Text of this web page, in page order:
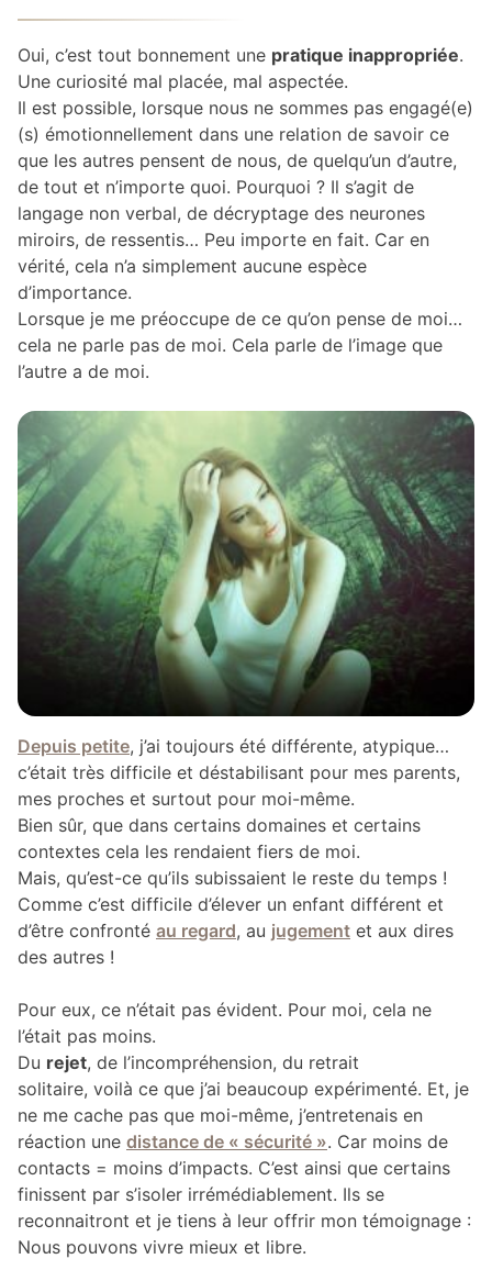
Oui, c’est tout bonnement une pratique inappropriée.
Une curiosité mal placée, mal aspectée.
Il est possible, lorsque nous ne sommes pas engagé(e)
(s) émotionnellement dans une relation de savoir ce
que les autres pensent de nous, de quelqu’un d’autre,
de tout et n’importe quoi. Pourquoi ? Il s’agit de
langage non verbal, de décryptage des neurones
miroirs, de ressentis… Peu importe en fait. Car en
vérité, cela n’a simplement aucune espèce
d’importance.
Lorsque je me préoccupe de ce qu’on pense de moi…
cela ne parle pas de moi. Cela parle de l’image que
l’autre a de moi.
Depuis petite, j’ai toujours été différente, atypique…
c’était très difficile et déstabilisant pour mes parents,
mes proches et surtout pour moi-même.
Bien sûr, que dans certains domaines et certains
contextes cela les rendaient fiers de moi.
Mais, qu’est-ce qu’ils subissaient le reste du temps !
Comme c’est difficile d’élever un enfant différent et
d’être confronté au regard, au jugement et aux dires
des autres !
Pour eux, ce n’était pas évident. Pour moi, cela ne
l’était pas moins.
Du rejet, de l’incompréhension, du retrait
solitaire, voilà ce que j’ai beaucoup expérimenté. Et, je
ne me cache pas que moi-même, j’entretenais en
réaction une distance de « sécurité ». Car moins de
contacts = moins d’impacts. C’est ainsi que certains
finissent par s’isoler irrémédiablement. Ils se
reconnaitront et je tiens à leur offrir mon témoignage :
Nous pouvons vivre mieux et libre.